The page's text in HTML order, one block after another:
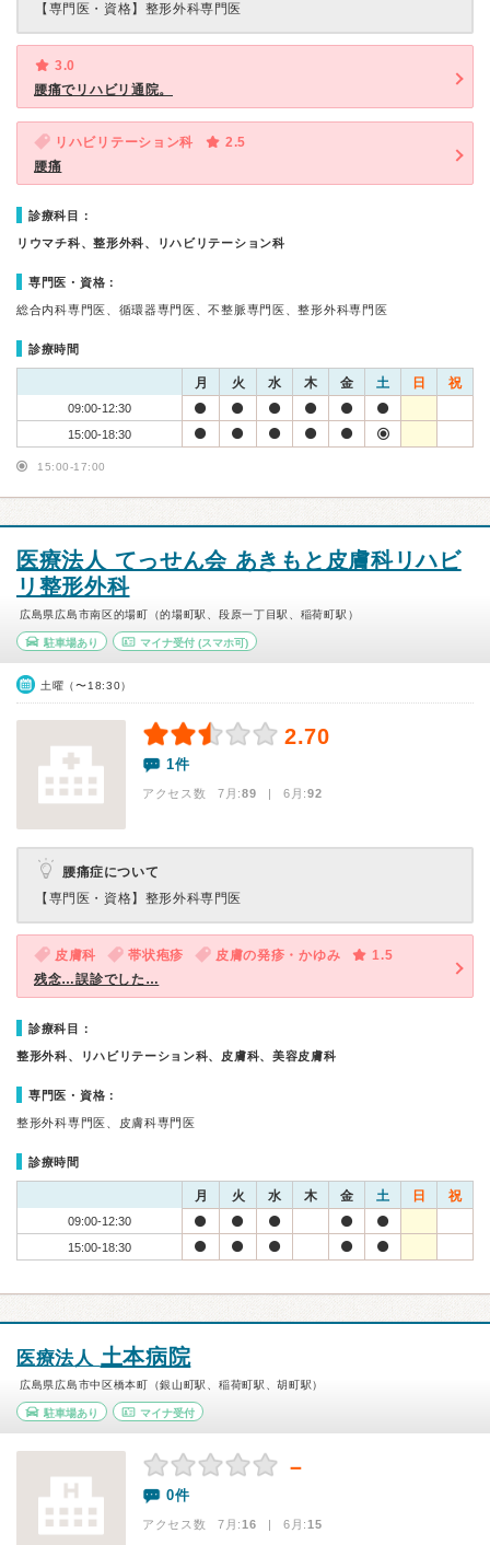
【専門医・資格】 整形外科専門医
3.0
腰痛でリハビリ通院。
リハビリテーション科
2.5
腰痛
診療科目：
リウマチ科、整形外科、リハビリテーション科
専門医・資格：
総合内科専門医、循環器専門医、不整脈専門医、整形外科専門医
診療時間
月 火 水 木 金 土 日 祝
09:00-12:30
15:00-18:30
15:00-17:00
医療法人 てっせん会 あきもと皮膚科リハビ
リ整形外科
広島県広島市南区的場町（的場町駅、段原一丁目駅、稲荷町駅）
駐車場あり マイナ受付(スマホ可)
土曜（〜18:30）
2.70
1件
アクセス数 7月:89 | 6月:92
腰痛症について
【専門医・資格】 整形外科専門医
皮膚科 帯状疱疹 皮膚の発疹・かゆみ
1.5
残念…誤診でした…
診療科目：
整形外科、リハビリテーション科、皮膚科、美容皮膚科
専門医・資格：
整形外科専門医、皮膚科専門医
診療時間
月 火 水 木 金 土 日 祝
09:00-12:30
15:00-18:30
医療法人 土本病院
広島県広島市中区橋本町（銀山町駅、稲荷町駅、胡町駅）
駐車場あり マイナ受付
－
0件
アクセス数 7月:16 | 6月:15